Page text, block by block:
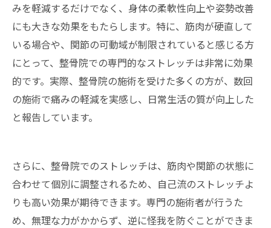
みを軽減するだけでなく、身体の柔軟性向上や姿勢改善
にも大きな効果をもたらします。特に、筋肉が硬直して
いる場合や、関節の可動域が制限されていると感じる方
にとって、整骨院での専門的なストレッチは非常に効果
的です。実際、整骨院の施術を受けた多くの方が、数回
の施術で痛みの軽減を実感し、日常生活の質が向上した
と報告しています。
さらに、整骨院でのストレッチは、筋肉や関節の状態に
合わせて個別に調整されるため、自己流のストレッチよ
りも高い効果が期待できます。専門の施術者が行うた
め、無理な力がかからず、逆に怪我を防ぐことができま